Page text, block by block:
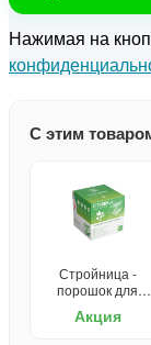
Нажимая на
С этим
Стройница -
порошок для
Акция